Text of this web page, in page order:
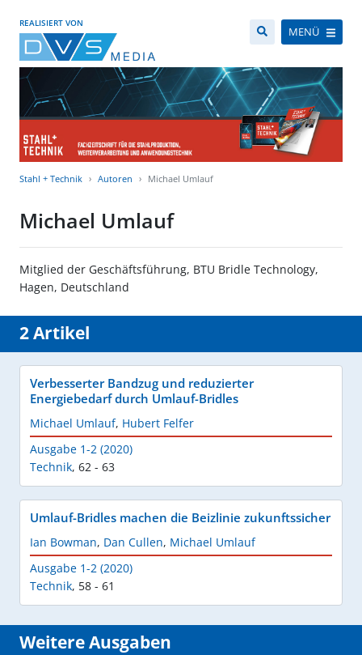
REALISIERT VON
MENÜ
Stahl + Technik Autoren Michael Umlauf
Michael Umlauf
Mitglied der Geschäftsführung, BTU Bridle Technology,
Hagen, Deutschland
2 Artikel
Verbesserter Bandzug und reduzierter
Energiebedarf durch Umlauf-Bridles
Michael Umlauf, Hubert Felfer
Ausgabe 1-2 (2020)
Technik, 62 - 63
Umlauf-Bridles machen die Beizlinie zukunftssicher
Ian Bowman, Dan Cullen, Michael Umlauf
Ausgabe 1-2 (2020)
Technik, 58 - 61
Weitere Ausgaben